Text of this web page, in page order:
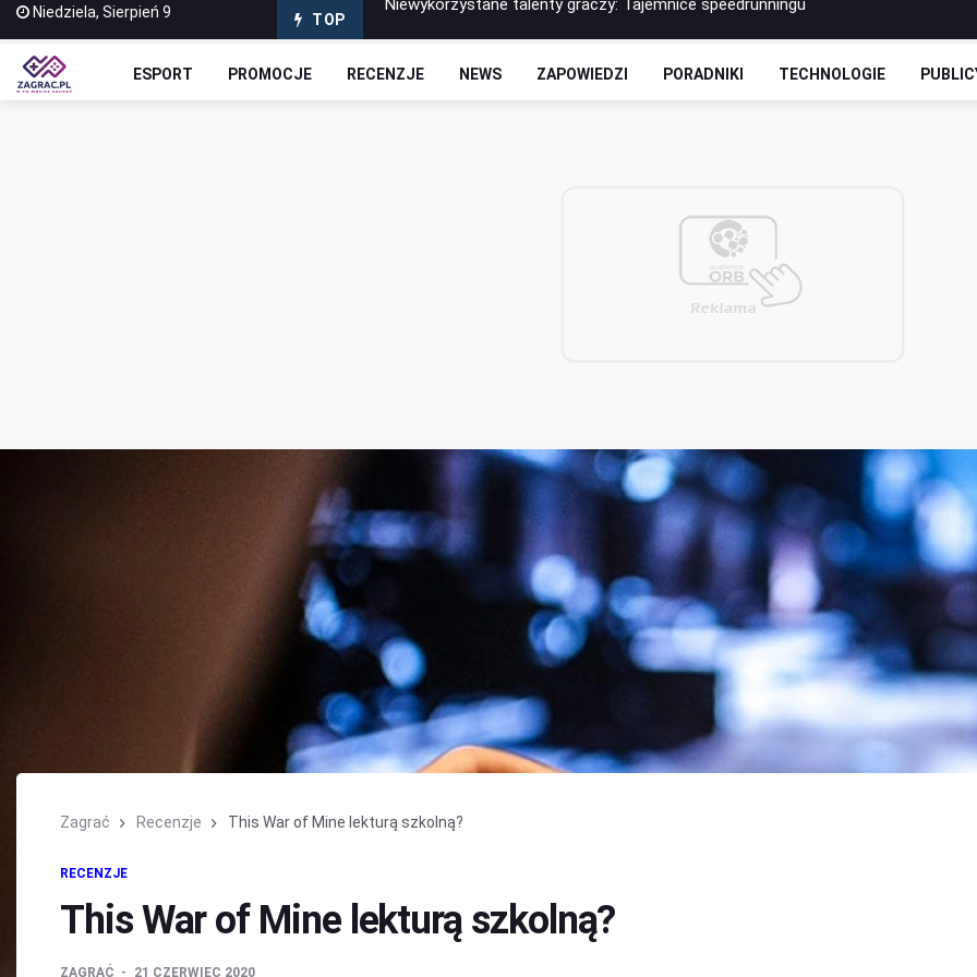
Niedziela, Sierpień 9 TOP
Znamy fabułę Starfield! Sprawdź, co Bethesda dla Ciebie przygotowała!
ESPORT PROMOCJE RECENZJE NEWS ZAPOWIEDZI PORADNIKI TECHNOLOGIE
Zagrać Recenzje This War of Mine lekturą szkolną?
RECENZJE
This War of Mine lekturą szkolną?
ZAGRAĆ 21 CZERWIEC 2020